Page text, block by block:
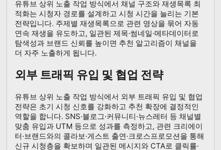
유튜브 상위 노출 작업 방식에서 채널 구조와 재생목록 최
적화는 시청자 경로를 설계하고 시청 시간을 늘리는 기본
전략입니다. 주제별 재생목록으로 관련 영상을 묶어 자동
연속 재생을 유도하고, 일관된 제목·썸네일·메타데이터로
탐색성과 브랜드 신뢰를 높이면 추천 알고리즘이 채널을
더 자주 노출하게 됩니다.
외부 트래픽 유입 및 협업 전략
유튜브 상위 노출 작업 방식에서 외부 트래픽 유입 및 협업
전략은 초기 시청 신호를 강화하고 추천 확장에 결정적인
역할을 합니다. SNS·블로그·커뮤니티·뉴스레터 등 채널별
맞춤 유입과 UTM 등으로 성과를 측정하고, 관련 크리에이
터·브랜드와의 콜라보·게스트 출연·크로스프로모션을 통해
신규 시청층을 확보하며 일관된 메시지와 CTA로 클릭률·